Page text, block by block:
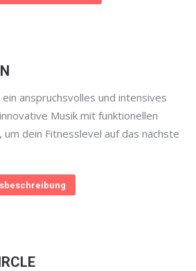
anspruchsvolles und intensives
Musik mit funktionellen
dein Fitnesslevel auf das nächste